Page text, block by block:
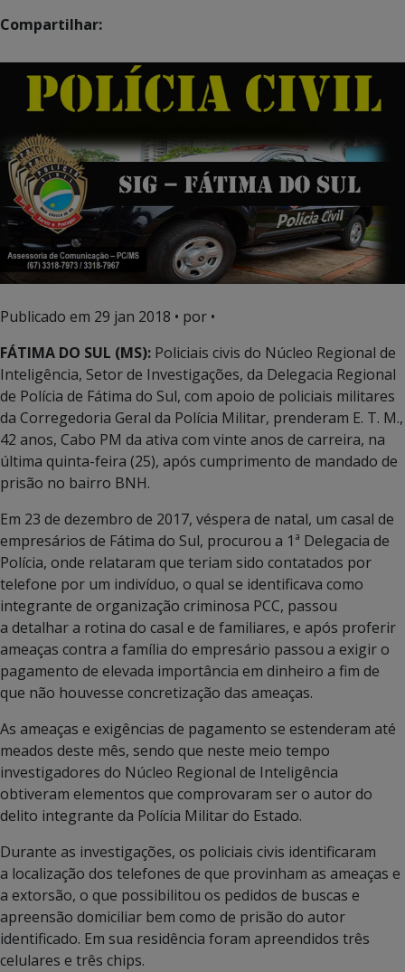
Compartilhar:
Publicado em 29 jan 2018 • por •
FÁTIMA DO SUL (MS): Policiais civis do Núcleo Regional de
Inteligência, Setor de Investigações, da Delegacia Regional
de Polícia de Fátima do Sul, com apoio de policiais militares
da Corregedoria Geral da Polícia Militar, prenderam E. T. M.,
42 anos, Cabo PM da ativa com vinte anos de carreira, na
última quinta-feira (25), após cumprimento de mandado de
prisão no bairro BNH.
Em 23 de dezembro de 2017, véspera de natal, um casal de
empresários de Fátima do Sul, procurou a 1ª Delegacia de
Polícia, onde relataram que teriam sido contatados por
telefone por um indivíduo, o qual se identificava como
integrante de organização criminosa PCC, passou
a detalhar a rotina do casal e de familiares, e após proferir
ameaças contra a família do empresário passou a exigir o
pagamento de elevada importância em dinheiro a fim de
que não houvesse concretização das ameaças.
As ameaças e exigências de pagamento se estenderam até
meados deste mês, sendo que neste meio tempo
investigadores do Núcleo Regional de Inteligência
obtiveram elementos que comprovaram ser o autor do
delito integrante da Polícia Militar do Estado.
Durante as investigações, os policiais civis identificaram
a localização dos telefones de que provinham as ameaças e
a extorsão, o que possibilitou os pedidos de buscas e
apreensão domiciliar bem como de prisão do autor
identificado. Em sua residência foram apreendidos três
celulares e três chips.